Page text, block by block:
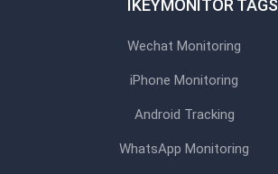
IKEYMONITOR TAGS
Wechat Monitoring
iPhone Monitoring
Android Tracking
WhatsApp Monitoring